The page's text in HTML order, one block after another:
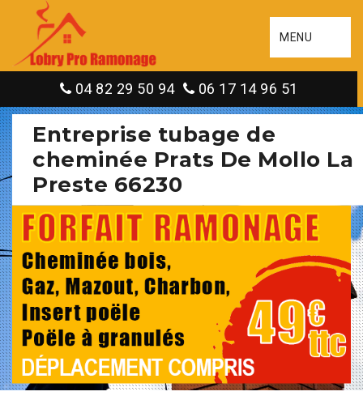
MENU
04 82 29 50 94 06 17 14 96 51
Entreprise tubage de
cheminée Prats De Mollo La
Preste 66230